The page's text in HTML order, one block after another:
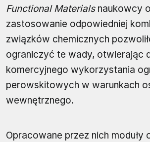
Functional Materialsnaukowcy
zastosowanie odpowiedniej
związków chemicznych
ograniczyć te wady, otwierając
komercyjnego wykorzystania
perowskitowych w warunkach
wewnętrznego.
Opracowane przez nich moduły